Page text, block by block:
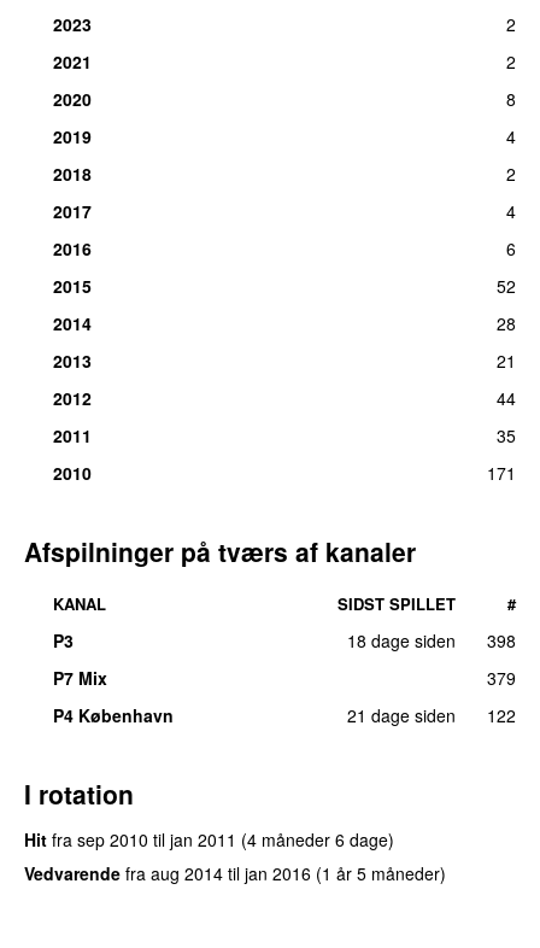
2023
2
2021
2
2020
8
2019
4
2018
2
2017
4
2016
6
2015
52
2014
28
2013
21
2012
44
2011
35
2010
171
Afspilninger på tværs af kanaler
KANAL SIDST SPILLET #
P3 18 dage siden
398
P7 Mix
379
P4 København
21 dage siden 122
I rotation
Hit fra sep 2010 til jan 2011 (4 måneder 6 dage)
Vedvarende fra aug 2014 til jan 2016 (1 år 5 måneder)